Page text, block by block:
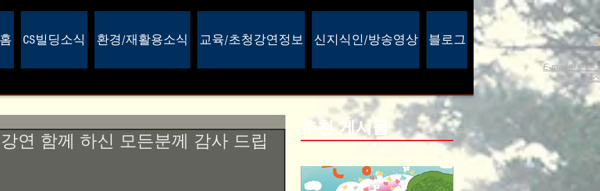
홈 CS빌딩소식 환경/재활용소식 교육/초청강연정보 신지식인/방송영상 블로그
E-mail만으로
뉴
연 함께 하신 모든분께 감사 드립
추천 게시물